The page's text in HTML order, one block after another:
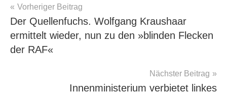
Beitragsnavigation
Vorheriger Beitrag
Der Quellenfuchs. Wolfgang Kraushaar
ermittelt wieder, nun zu den »blinden Flecken
der RAF«
Nächster Beitrag
Innenministerium verbietet linkes